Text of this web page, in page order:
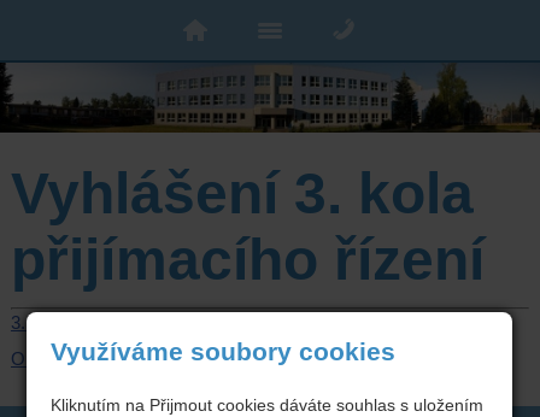
Vyhlášení 3. kola
přijímacího řízení
3. kolo přijímacího řízení
Obecné informace
Využíváme soubory cookies
Kliknutím na Přijmout cookies dáváte souhlas s uložením